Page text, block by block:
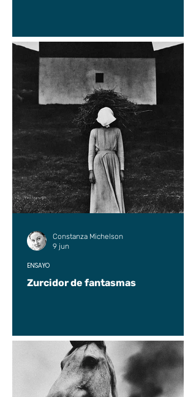
Zurcidor de fantasmas
ENSAYO
Constanza Michelson
9 jun